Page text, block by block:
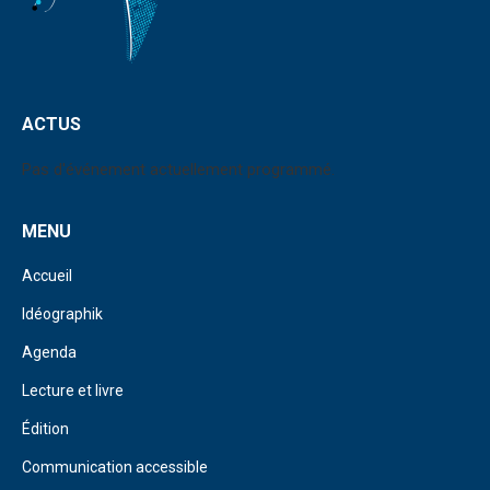
ACTUS
Pas d'événement actuellement programmé.
MENU
Accueil
Idéographik
Agenda
Lecture et livre
Édition
Communication accessible